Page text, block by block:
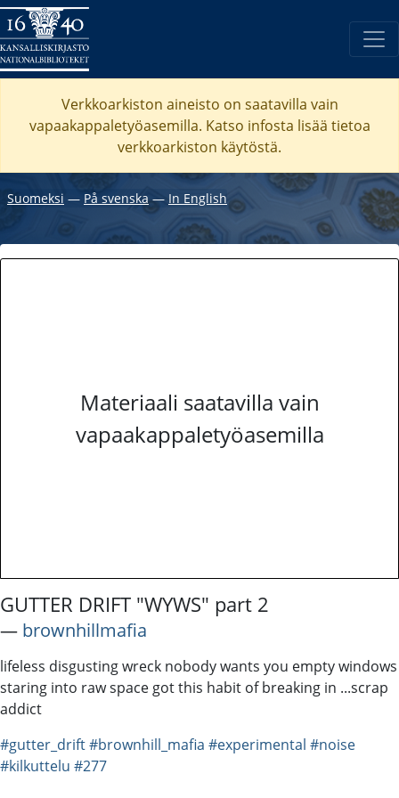
Verkkoarkiston aineisto on saatavilla vain
vapaakappaletyöasemilla. Katso infosta lisää tietoa
verkkoarkiston käytöstä.
Suomeksi ― På svenska― In English
Materiaali saatavilla vain
vapaakappaletyöasemilla
GUTTER DRIFT "WYWS" part 2
― brownhillmafia
lifeless disgusting wreck nobody wants you empty windows
staring into raw space got this habit of breaking in ...scrap
addict
#gutter_drift#brownhill_mafia #experimental #noise
#kilkuttelu #277